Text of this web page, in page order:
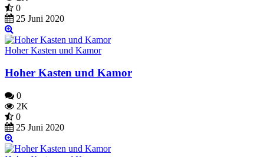
0
25 Juni 2020
Hoher Kasten und Kamor
Hoher Kasten und Kamor
0
2K
0
25 Juni 2020